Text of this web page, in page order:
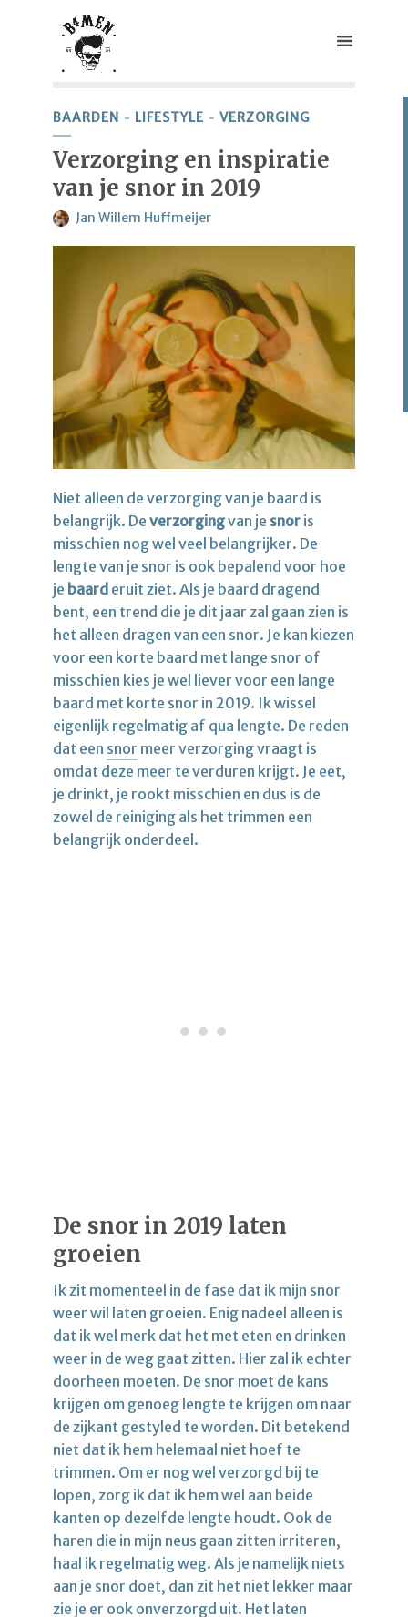
BAARDEN LIFESTYLE VERZORGING
Verzorging en inspiratie
van je snor in 2019
Jan Willem Huffmeijer
Niet alleen de verzorging van je baard is
belangrijk. De verzorgingvan je snor is
misschien nog wel veel belangrijker. De
lengte van je snor is ook bepalend voor hoe
je baard eruit ziet. Als je baard dragend
bent, een trend die je dit jaar zal gaan zien is
het alleen dragen van een snor. Je kan kiezen
voor een korte baard met lange snor of
misschien kies je wel liever voor een lange
baard met korte snor in 2019. Ik wissel
eigenlijk regelmatig af qua lengte. De reden
dat een snor meer verzorging vraagt is
omdat deze meer te verduren krijgt. Je eet,
je drinkt, je rookt misschien en dus is de
zowel de reiniging als het trimmen een
belangrijk onderdeel.
De snor in 2019 laten
groeien
Ik zit momenteel in de fase dat ik mijn snor
weer wil laten groeien. Enig nadeel alleen is
dat ik wel merk dat het met eten en drinken
weer in de weg gaat zitten. Hier zal ik echter
doorheen moeten. De snor moet de kans
krijgen om genoeg lengte te krijgen om naar
de zijkant gestyled te worden. Dit betekend
niet dat ik hem helemaal niet hoef te
trimmen. Om er nog wel verzorgd bij te
lopen, zorg ik dat ik hem wel aan beide
kanten op dezelfde lengte houdt. Ook de
haren die in mijn neus gaan zitten irriteren,
haal ik regelmatig weg. Als je namelijk niets
aan je snor doet, dan zit het niet lekker maar
zie je er ook onverzorgd uit. Het laten